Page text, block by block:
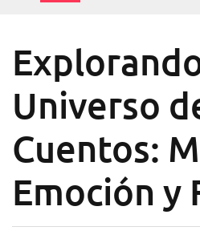
Universo
Cuentos:
Emoción y